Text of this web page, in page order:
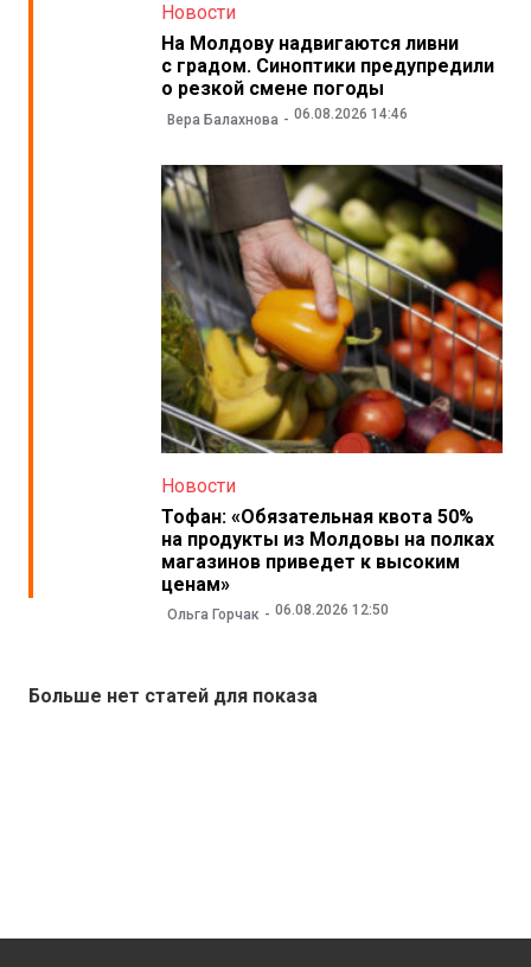
Новости
На Молдову надвигаются ливни
с градом. Синоптики предупредили
о резкой смене погоды
Вера Балахнова 06.08.2026 14:46
Новости
Тофан: «Обязательная квота 50%
на продукты из Молдовы на полках
магазинов приведет к высоким
ценам»
Ольга Горчак 06.08.2026 12:50
Больше нет статей для показа